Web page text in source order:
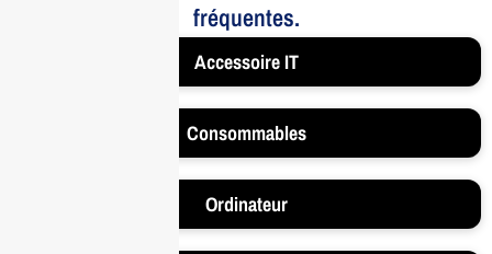
fréquentes.
Accessoire IT
Consommables
Ordinateur